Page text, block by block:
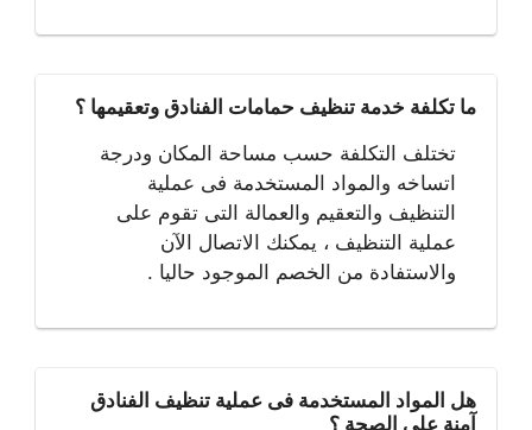
ما تكلفة خدمة تنظيف حمامات الفنادق وتعقيمها ؟
تختلف التكلفة حسب مساحة المكان ودرجة
اتساخه والمواد المستخدمة فى عملية
التنظيف والتعقيم والعمالة التى تقوم على
عملية التنظيف ، يمكنك الاتصال الآن
والاستفادة من الخصم الموجود حاليا .
هل المواد المستخدمة فى عملية تنظيف الفنادق
آمنة على الصحة ؟